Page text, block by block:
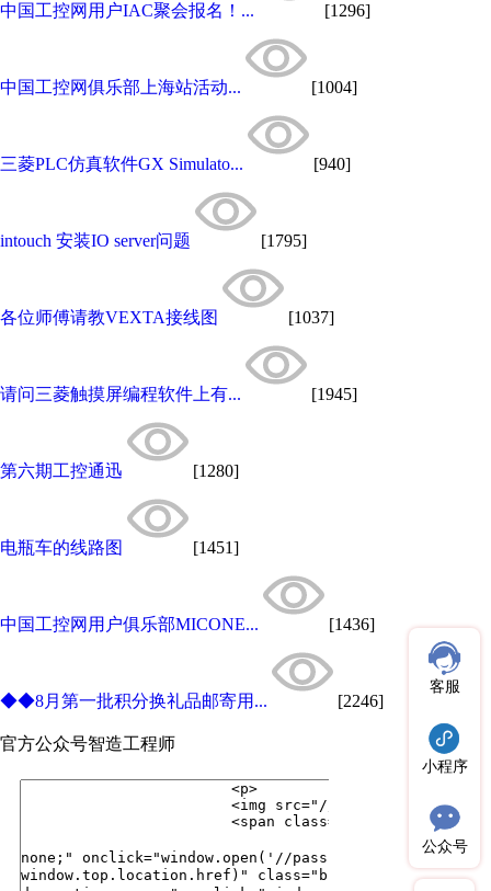
中国工控网用户IAC聚会报名！... [1296]
中国工控网俱乐部上海站活动... [1004]
三菱PLC仿真软件GX Simulato... [940]
intouch 安装IO server问题 [1795]
各位师傅请教VEXTA接线图 [1037]
请问三菱触摸屏编程软件上有... [1945]
第六期工控通迅 [1280]
电瓶车的线路图 [1451]
中国工控网用户俱乐部MICONE... [1436]
◆◆8月第一批积分换礼品邮寄用... [2246]
官方公众号智造工程师
客服
小程序
公众号